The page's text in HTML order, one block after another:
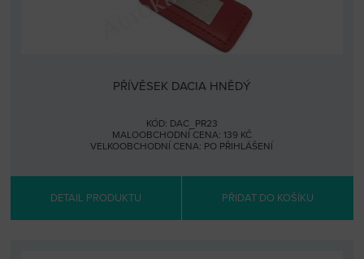
PŘÍVĚSEK DACIA HNĚDÝ
KÓD: DAC_PR23
MALOOBCHODNÍ CENA: 139 KČ
VELKOOBCHODNÍ CENA: PO PŘIHLÁŠENÍ
DETAIL PRODUKTU PŘIDAT DO KOŠÍKU